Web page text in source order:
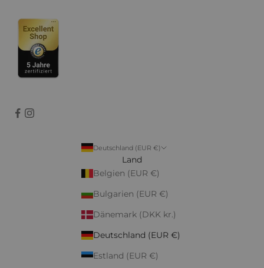
Deutschland (EUR €)
Land
Belgien (EUR €)
Bulgarien (EUR €)
Dänemark (DKK kr.)
Deutschland (EUR €)
Estland (EUR €)